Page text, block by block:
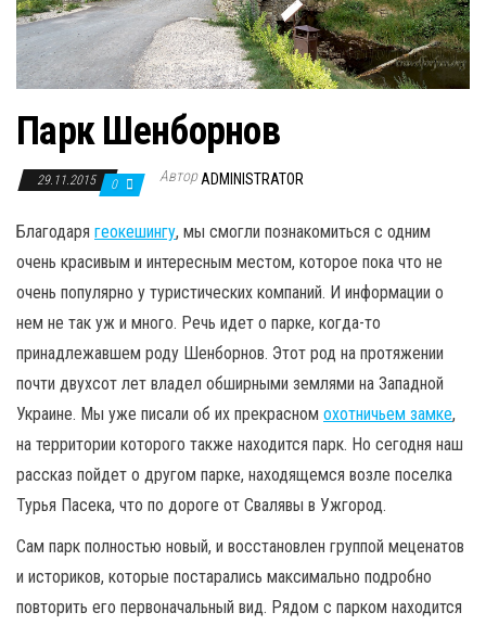
Парк Шенборнов
29.11.2015 0 АвторADMINISTRATOR
Благодаря геокешингу, мы смогли познакомиться с одним
очень красивым и интересным местом, которое пока что не
очень популярно у туристических компаний. И информации о
нем не так уж и много. Речь идет о парке, когда-то
принадлежавшем роду Шенборнов. Этот род на протяжении
почти двухсот лет владел обширными землями на Западной
Украине. Мы уже писали об их прекрасном охотничьем замке,
на территории которого также находится парк. Но сегодня наш
рассказ пойдет о другом парке, находящемся возле поселка
Турья Пасека, что по дороге от Свалявы в Ужгород.
Сам парк полностью новый, и восстановлен группой меценатов
и историков, которые постарались максимально подробно
повторить его первоначальный вид. Рядом с парком находится